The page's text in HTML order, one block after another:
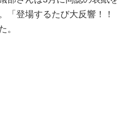
「登場するたび大反響！
。